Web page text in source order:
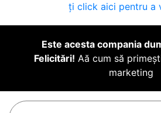
ți click aici pentru a
Este acesta compania
Felicitări! Aă cum să
marketing